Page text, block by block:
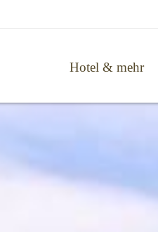
Hotel & mehr